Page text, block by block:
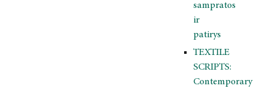
sampratos
ir
patirys
TEXTILE
SCRIPTS:
Contemporary